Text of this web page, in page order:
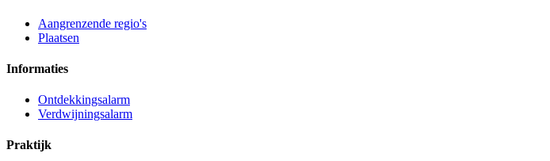
Aangrenzende regio's
Plaatsen
Informaties
Ontdekkingsalarm
Verdwijningsalarm
Praktijk